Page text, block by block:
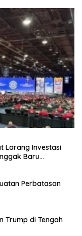
Larang Investasi
Baru
Perbatasan
Trump di Tengah